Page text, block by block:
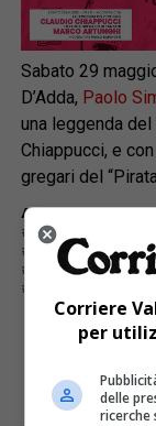
Sabato 29
D’Adda, Paolo
una leggenda del
Chiappucci, e
gregari del
ARGOMENTI
27 MAGGIO 2020
MARCO PANTANI
PAOLO SIMONOTTI
Corriere
per
delle
ricerche